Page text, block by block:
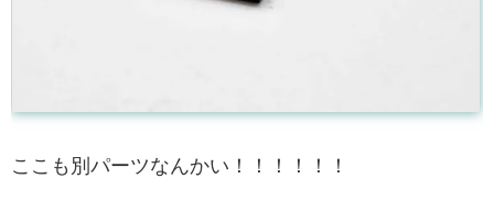
ここも別パーツなんかい！！！！！！